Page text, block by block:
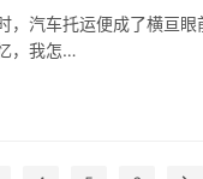
汽车托运便成了横亘眼
，我怎…